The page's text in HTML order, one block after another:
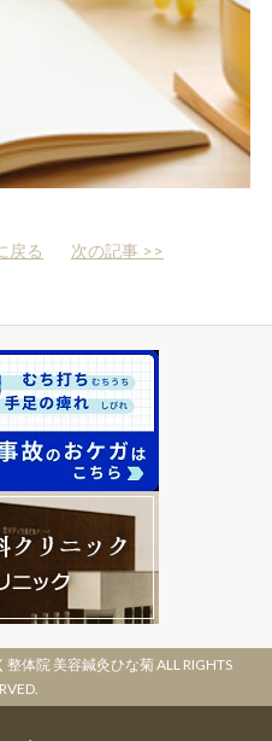
戻る 次の記事 >>
体院 美容鍼灸ひな菊 ALL RIGHTS